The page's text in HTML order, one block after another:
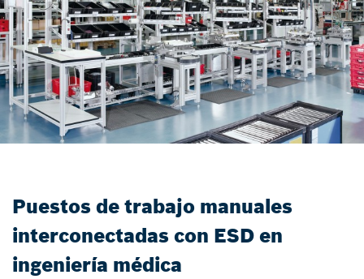
Puestos de trabajo manuales
interconectadas con ESD en
ingeniería médica